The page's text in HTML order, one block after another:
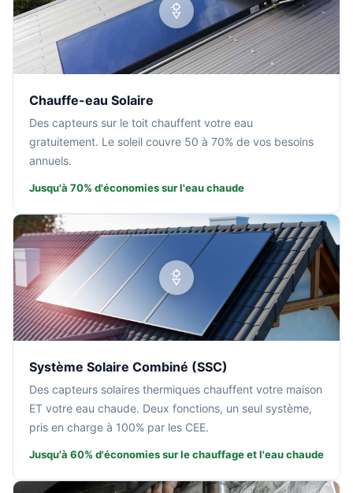
Chauffe-eau Solaire
Des capteurs sur le toit chauffent votre eau
gratuitement. Le soleil couvre 50 à 70% de vos besoins
annuels.
Jusqu'à 70% d'économies sur l'eau chaude
Système Solaire Combiné (SSC)
Des capteurs solaires thermiques chauffent votre maison
ET votre eau chaude. Deux fonctions, un seul système,
pris en charge à 100% par les CEE.
Jusqu'à 60% d'économies sur le chauffage et l'eau chaude